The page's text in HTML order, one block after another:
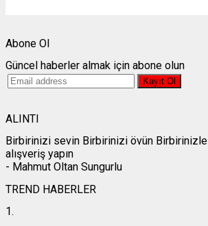
Abone Ol
Güncel haberler almak için abone olun
ALINTI
Birbirinizi sevin Birbirinizi övün Birbirinizle
alışveriş yapın
- Mahmut Oltan Sungurlu
TREND HABERLER
1.